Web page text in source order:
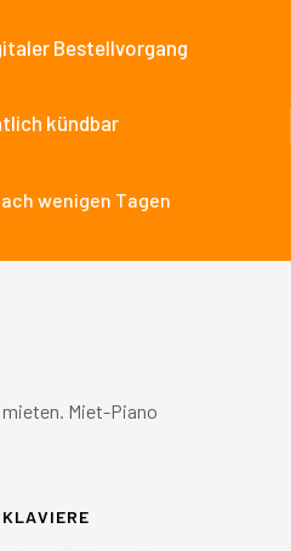
Bestellvorgang
kündbar
wenigen Tagen
Miet-Piano